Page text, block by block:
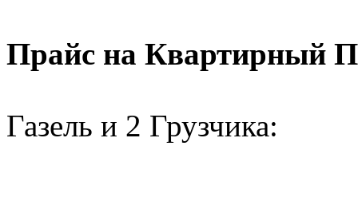
Прайс на Квартирный
Газель и 2 Грузчика: